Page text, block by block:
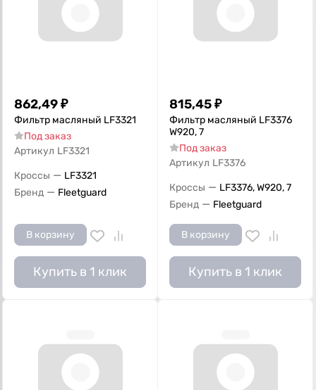
862,49₽
Фильтр масляный LF3321
Под заказ
Артикул LF3321
Кроссы — LF3321
Бренд — Fleetguard
В корзину
Купить в 1 клик
815,45₽
Фильтр масляный LF3376
W920, 7
Под заказ
Артикул LF3376
Кроссы — LF3376, W920, 7
Бренд — Fleetguard
В корзину
Купить в 1 клик